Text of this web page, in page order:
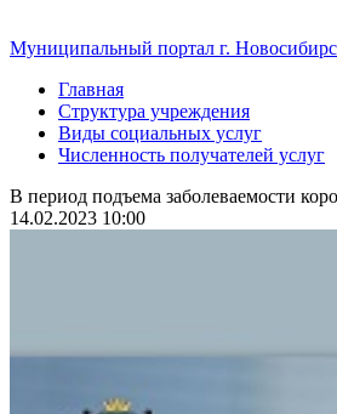
Муниципальный портал г.
Главная
Структура учреждения
Виды социальных услуг
Численность получателей услуг
В период подъема заболеваемости
14.02.2023 10:00